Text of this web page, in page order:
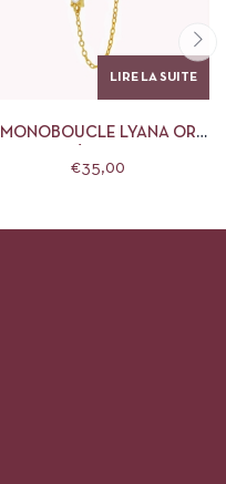
LIRE LA SUITE
MONOBOUCLE LYANA OR
€35,00